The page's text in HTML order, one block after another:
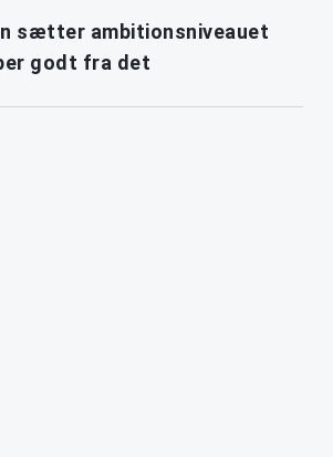
sætter ambitionsniveauet
godt fra det